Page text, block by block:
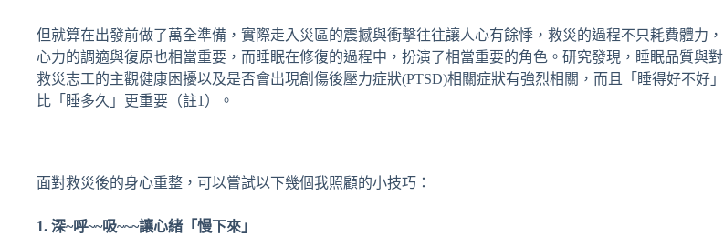
但就算在出發前做了萬全準備，實際走入災區的震撼與衝擊往往讓人心有餘悸，救災的過程不只耗費體力，
心力的調適與復原也相當重要，而睡眠在修復的過程中，扮演了相當重要的角色。研究發現，睡眠品質與對
救災志工的主觀健康困擾以及是否會出現創傷後壓力症狀(PTSD)相關症狀有強烈相關，而且「睡得好不好」
比「睡多久」更重要（註1）。
面對救災後的身心重整，可以嘗試以下幾個我照顧的小技巧：
1. 深~呼~~吸~~~讓心緒「慢下來」